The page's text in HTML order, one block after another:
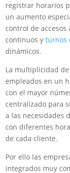
registrar horarios
un aumento
control de
continuos yturnos
dinámicos.
La multiplicidad
empleados en un
con el mayor
centralizado para
a las necesidades
con diferentes
de cada cliente.
Por ello las
integrados muy